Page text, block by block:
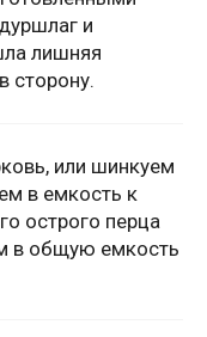
и
лишняя
сторону.
или шинкуем
в емкость к
острого перца
в общую емкость